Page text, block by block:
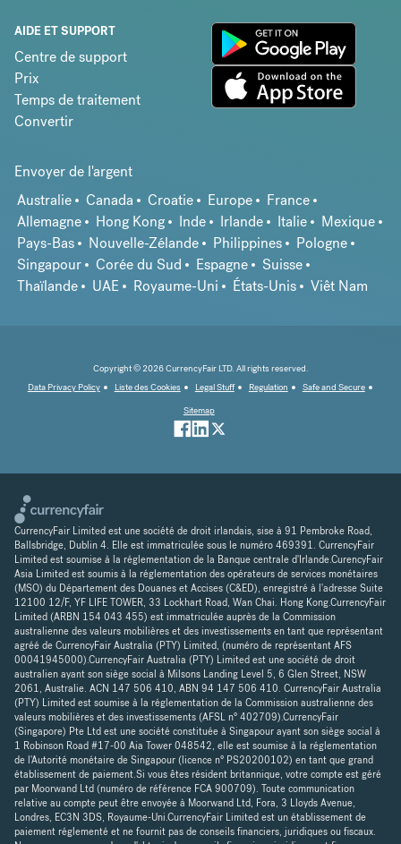
AIDE ET SUPPORT
Centre de support
Prix
Temps de traitement
Convertir
Envoyer de l'argent
Australie
Canada Croatie Europe
France
Allemagne
Hong Kong Inde Irlande Italie
Mexique
Pays-Bas
Nouvelle-Zélande Philippines
Pologne
Singapour
Corée du Sud Espagne
Suisse
Thaïlande
UAE Royaume-Uni États-Unis Viêt Nam
Copyright © 2026 CurrencyFair LTD. All rights reserved.
Data Privacy Policy
Liste des Cookies Legal Stuff Regulation
Safe and Secure
Sitemap
CurrencyFair Limited est une société de droit irlandais, sise à 91 Pembroke Road,
Ballsbridge, Dublin 4. Elle est immatriculée sous le numéro 469391. CurrencyFair
Limited est soumise à la réglementation de la Banque centrale d'Irlande.CurencyFair
Asia Limited est soumis à la réglementation des opérateurs de services monétaires
(MSO) du Département des Douanes et Accises (C&ED), enregistré à l'adresse Suite
12100 12/F, YF LIFE TOWER, 33 Lockhart Road, Wan Chai. Hong Kong.CurrencyFair
Limited (ARBN 154 043 455) est immatriculée auprès de la Commission
australienne des valeurs mobilières et des investissements en tant que représentant
agréé de CurrencyFair Australia (PTY) Limited, (numéro de représentant AFS
00041945000).CurrencyFair Australia (PTY) Limited est une société de droit
australien ayant son siège social à Milsons Landing Level 5, 6 Glen Street, NSW
2061, Australie. ACN 147 506 410, ABN 94 147 506 410. CurrencyFair Australia
(PTY) Limited est soumise à la réglementation de la Commission australienne des
valeurs mobilières et des investissements (AFSL n° 402709).CurrencyFair
(Singapore) Pte Ltd est une société constituée à Singapour ayant son siège social à
1 Robinson Road #17-00 Aia Tower 048542, elle est soumise à la réglementation
de l'Autorité monétaire de Singapour (licence n° PS20200102) en tant que grand
établissement de paiement.Si vous êtes résident britannique, votre compte est géré
par Moorwand Ltd (numéro de référence FCA 900709). Toute communication
relative au compte peut être envoyée à Moorwand Ltd, Fora, 3 Lloyds Avenue,
Londres, EC3N 3DS, Royaume-Uni.CurrencyFair Limited est un établissement de
paiement réglementé et ne fournit pas de conseils financiers, juridiques ou fiscaux.